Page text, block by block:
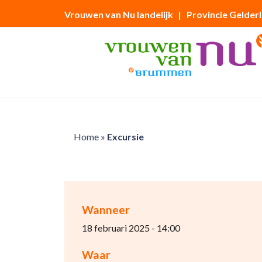
Vrouwen van Nu landelijk | Provincie
Home» Excursie
Wanneer
18 februari 2025 - 14:00
Waar